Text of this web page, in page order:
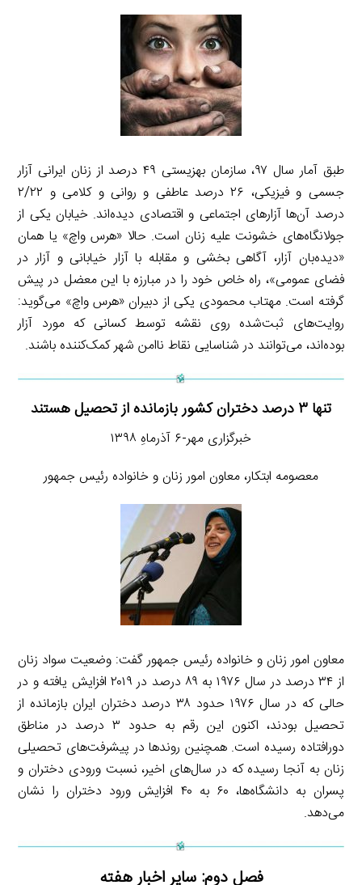
طبق آمار سال ۹۷، سازمان بهزیستی ۴۹ درصد از زنان ایرانی آزار
جسمی و فیزیکی، ۲۶ درصد عاطفی و روانی و کلامی و ۲/۲۲
درصد آن‌ها آزارهای اجتماعی و اقتصادی دیده‌اند. خیابان یکی از
جولانگاه‌های خشونت علیه زنان است. حالا «هرس واچ» یا همان
«دیده‌بان آزار، آگاهی بخشی و مقابله با آزار خیابانی و آزار در
فضای عمومی»، راه خاص خود را در مبارزه با این معضل در پیش
گرفته است. مهتاب محمودی یکی از دبیران «هرس واچ» می‌گوید:
روایت‌های ثبت‌شده روی نقشه توسط کسانی که مورد آزار
بوده‌اند، می‌توانند در شناسایی نقاط ناامن شهر کمک‌کننده باشند.
تنها ۳ درصد دختران کشور بازمانده از تحصیل هستند
خبرگزاری مهر-۶ آذرماهِ ۱۳۹۸
معصومه ابتکار، معاون امور زنان و خانواده رئیس جمهور
معاون امور زنان و خانواده رئیس جمهور گفت: وضعیت سواد زنان
از ۳۴ درصد در سال ۱۹۷۶ به ۸۹ درصد در ۲۰۱۹ افزایش یافته و در
حالی که در سال ۱۹۷۶ حدود ۳۸ درصد دختران ایران بازمانده از
تحصیل بودند، اکنون این رقم به حدود ۳ درصد در مناطق
دورافتاده رسیده است. همچنین روندها در پیشرفت‌های تحصیلی
زنان به آنجا رسیده که در سال‌های اخیر، نسبت ورودی دختران و
پسران به دانشگاه‌ها، ۶۰ به ۴۰ افزایش ورود دختران را نشان
می‌دهد.
فصل دوم: سایر اخبار هفته